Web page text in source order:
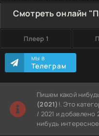
Смотреть онлайн
Плеер 1
МЫ В
Телеграм
Пишем какой
(2021) !. Это
/ 2021 и добавлено
нибудь